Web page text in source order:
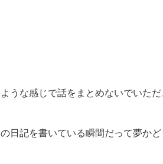
うな感じで話をまとめないでいただ
日記を書いている瞬間だって夢か